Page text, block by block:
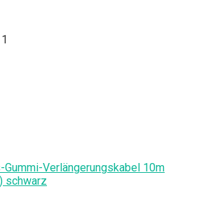
Gummi-Verlängerungskabel 10m
schwarz